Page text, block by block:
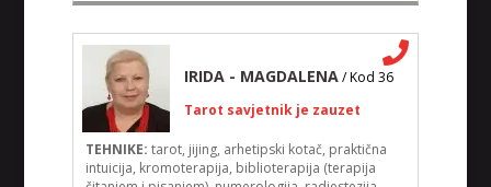
/ Kod 36
Tarot savjetnik je zauzet
tarot, jijing, arhetipski kotač, praktična
intuicija, kromoterapija, biblioterapija (terapija
čitanjem i pisanjem), numerologija, radiestezija